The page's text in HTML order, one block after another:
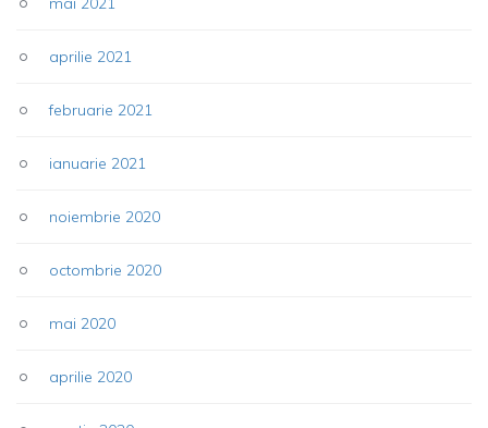
aprilie 2021
februarie 2021
ianuarie 2021
noiembrie 2020
octombrie 2020
mai 2020
aprilie 2020